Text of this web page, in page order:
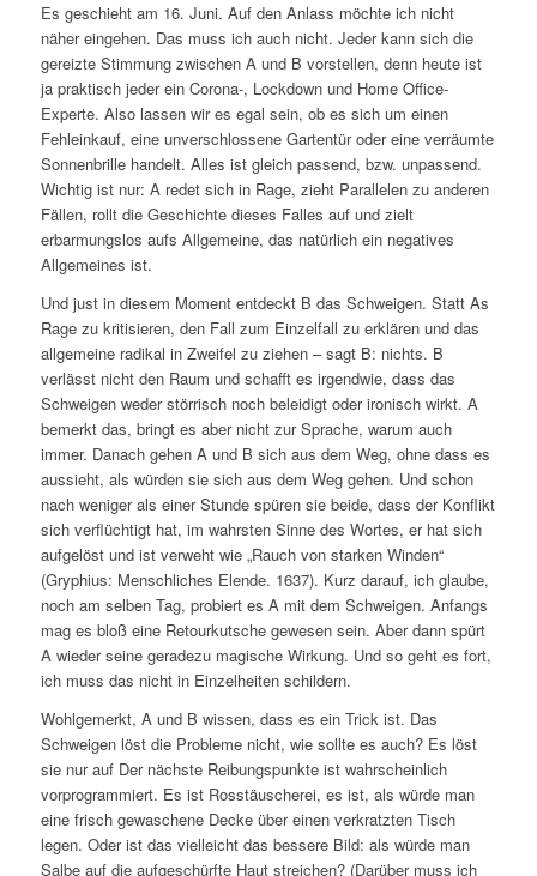
Es geschieht am 16. Juni. Auf den Anlass möchte ich nicht
näher eingehen. Das muss ich auch nicht. Jeder kann sich die
gereizte Stimmung zwischen A und B vorstellen, denn heute ist
ja praktisch jeder ein Corona-, Lockdown und Home Office-
Experte. Also lassen wir es egal sein, ob es sich um einen
Fehleinkauf, eine unverschlossene Gartentür oder eine verräumte
Sonnenbrille handelt. Alles ist gleich passend, bzw. unpassend.
Wichtig ist nur: A redet sich in Rage, zieht Parallelen zu anderen
Fällen, rollt die Geschichte dieses Falles auf und zielt
erbarmungslos aufs Allgemeine, das natürlich ein negatives
Allgemeines ist.
Und just in diesem Moment entdeckt B das Schweigen. Statt As
Rage zu kritisieren, den Fall zum Einzelfall zu erklären und das
allgemeine radikal in Zweifel zu ziehen – sagt B: nichts. B
verlässt nicht den Raum und schafft es irgendwie, dass das
Schweigen weder störrisch noch beleidigt oder ironisch wirkt. A
bemerkt das, bringt es aber nicht zur Sprache, warum auch
immer. Danach gehen A und B sich aus dem Weg, ohne dass es
aussieht, als würden sie sich aus dem Weg gehen. Und schon
nach weniger als einer Stunde spüren sie beide, dass der Konflikt
sich verflüchtigt hat, im wahrsten Sinne des Wortes, er hat sich
aufgelöst und ist verweht wie „Rauch von starken Winden“
(Gryphius: Menschliches Elende. 1637). Kurz darauf, ich glaube,
noch am selben Tag, probiert es A mit dem Schweigen. Anfangs
mag es bloß eine Retourkutsche gewesen sein. Aber dann spürt
A wieder seine geradezu magische Wirkung. Und so geht es fort,
ich muss das nicht in Einzelheiten schildern.
Wohlgemerkt, A und B wissen, dass es ein Trick ist. Das
Schweigen löst die Probleme nicht, wie sollte es auch? Es löst
sie nur auf Der nächste Reibungspunkte ist wahrscheinlich
vorprogrammiert. Es ist Rosstäuscherei, es ist, als würde man
eine frisch gewaschene Decke über einen verkratzten Tisch
legen. Oder ist das vielleicht das bessere Bild: als würde man
Salbe auf die aufgeschürfte Haut streichen? (Darüber muss ich